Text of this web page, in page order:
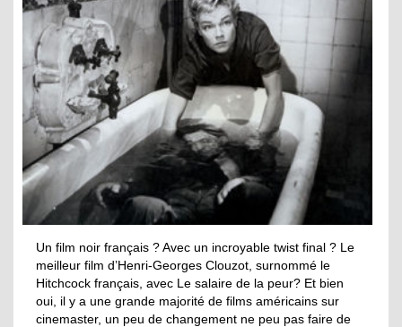
Un film noir français ? Avec un incroyable twist final ? Le
meilleur film d’Henri-Georges Clouzot, surnommé le
Hitchcock français, avec Le salaire de la peur? Et bien
oui, il y a une grande majorité de films américains sur
cinemaster, un peu de changement ne peu pas faire de